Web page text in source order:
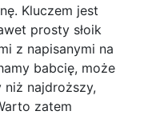
Kluczem jest
prosty słoik
z napisanymi na
babcię, może
najdroższy,
zatem